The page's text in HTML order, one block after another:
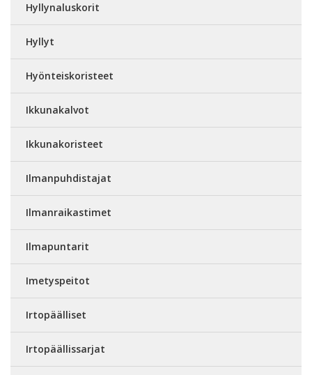
Hyllynaluskorit
Hyllyt
Hyönteiskoristeet
Ikkunakalvot
Ikkunakoristeet
Ilmanpuhdistajat
Ilmanraikastimet
Ilmapuntarit
Imetyspeitot
Irtopäälliset
Irtopäällissarjat